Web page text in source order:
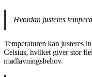
Hvordan justeres
Temperaturen kan justeres
Celsius, hvilket giver stor
madlavningsbehov.